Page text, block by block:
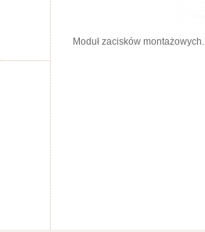
Moduł zacisków montażowych.